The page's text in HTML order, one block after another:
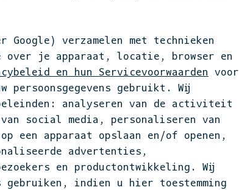
lef, visie en vuurkracht.
Google) verzamelen met technieken
over je apparaat, locatie, browser en
en hun Servicevoorwaarden voor
persoonsgegevens gebruikt. Wij
analyseren van de activiteit
social media, personaliseren van
een apparaat opslaan en/of openen,
advertenties,
en productontwikkeling. Wij
gebruiken, indien u hier toestemming